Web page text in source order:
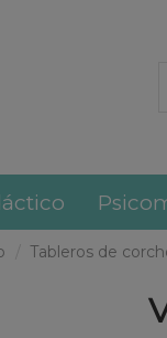
Tableros de